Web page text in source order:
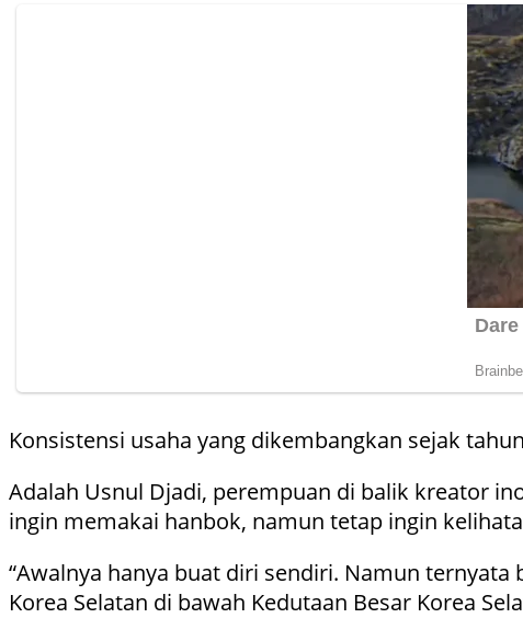
Konsistensi usaha yang dikembangkan sejak
Adalah Usnul Djadi, perempuan di balik kreator
ingin memakai hanbok, namun tetap ingin
“Awalnya hanya buat diri sendiri. Namun
Korea Selatan di bawah Kedutaan Besar Korea